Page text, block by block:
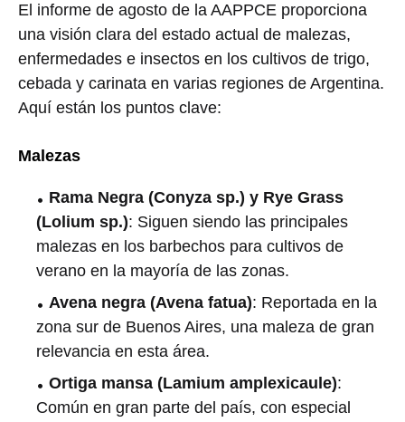
El informe de agosto de la AAPPCE proporciona
una visión clara del estado actual de malezas,
enfermedades e insectos en los cultivos de trigo,
cebada y carinata en varias regiones de Argentina.
Aquí están los puntos clave:
Malezas
Rama Negra (Conyza sp.) y Rye Grass
(Lolium sp.): Siguen siendo las principales
malezas en los barbechos para cultivos de
verano en la mayoría de las zonas.
Avena negra (Avena fatua): Reportada en la
zona sur de Buenos Aires, una maleza de gran
relevancia en esta área.
Ortiga mansa (Lamium amplexicaule):
Común en gran parte del país, con especial